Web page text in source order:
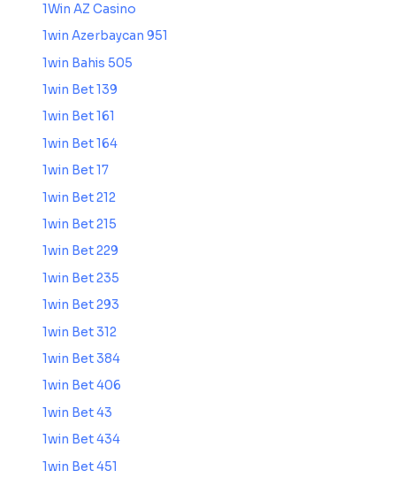
1Win AZ Casino
1win Azerbaycan 951
1win Bahis 505
1win Bet 139
1win Bet 161
1win Bet 164
1win Bet 17
1win Bet 212
1win Bet 215
1win Bet 229
1win Bet 235
1win Bet 293
1win Bet 312
1win Bet 384
1win Bet 406
1win Bet 43
1win Bet 434
1win Bet 451